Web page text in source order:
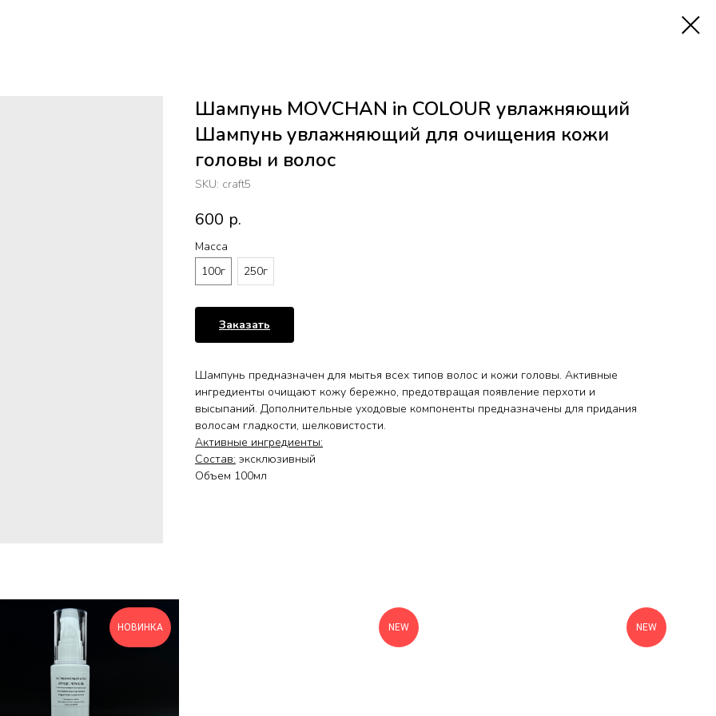
Шампунь MOVCHAN in COLOUR увлажняющий
Шампунь увлажняющий для очищения кожи
головы и волос
SKU: craft5
600 р.
Масса
100г
250г
Заказать
Шампунь предназначен для мытья всех типов волос и кожи головы. Активные
ингредиенты очищают кожу бережно, предотвращая появление перхоти и
высыпаний. Дополнительные уходовые компоненты предназначены для придания
волосам гладкости, шелковистости.
Активные ингредиенты:
Состав: эксклюзивный
Объем 100мл
НОВИНКА NEW NEW